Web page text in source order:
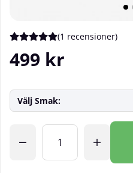
Medelbetyg 5 av 5 Antal betyg 1
(1 recensioner)
499 kr
Välj Smak: